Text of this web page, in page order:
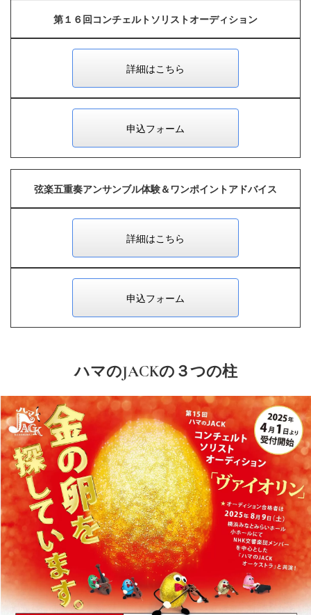
第１６回コンチェルトソリストオーディション
詳細はこちら
申込フォーム
弦楽五重奏アンサンブル体験＆ワンポイントアドバイス
詳細はこちら
申込フォーム
ハマのJACKの３つの柱